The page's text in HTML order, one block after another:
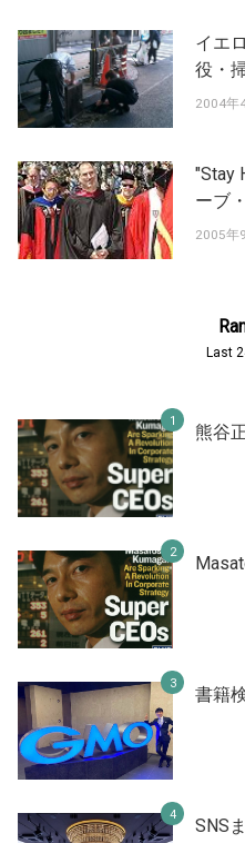
イエ
役・
2004年
"Stay
ーブ
2005年
Last
熊谷
書籍
SNS